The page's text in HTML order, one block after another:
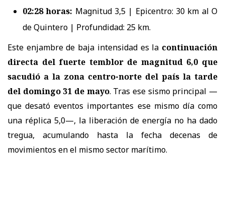
02:28 horas: Magnitud 3,5 | Epicentro: 30 km al O
de Quintero | Profundidad: 25 km.
Este enjambre de baja intensidad es la continuación
directa del fuerte temblor de magnitud 6,0 que
sacudió a la zona centro-norte del país la tarde
del domingo 31 de mayo. Tras ese sismo principal —
que desató eventos importantes ese mismo día como
una réplica 5,0—, la liberación de energía no ha dado
tregua, acumulando hasta la fecha decenas de
movimientos en el mismo sector marítimo.